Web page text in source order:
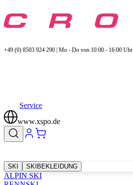
+49 (0) 8503 924 290 | Mo - Do von 10:00 - 16:00 Uhr
Service
www.xspo.de
SKI SKIBEKLEIDUNG
ALPIN SKI